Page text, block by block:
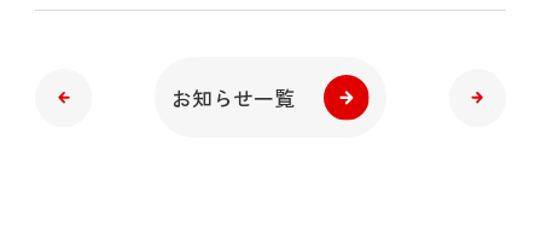
お知らせ一覧